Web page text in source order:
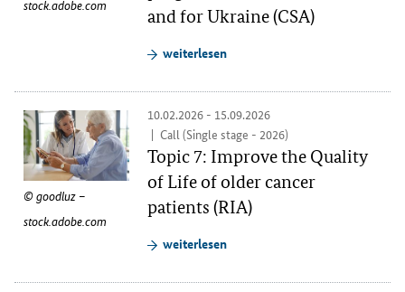
stock.adobe.com
and for Ukraine (CSA)
weiterlesen
goodluz –
stock.adobe.com
10.02.2026 - 15.09.2026
Call (Single stage - 2026)
Topic 7: Improve the Quality
of Life of older cancer
patients (RIA)
weiterlesen